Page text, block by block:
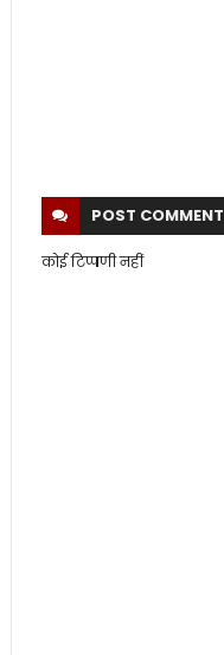
POST COMMENT
कोई टिप्पणी नहीं